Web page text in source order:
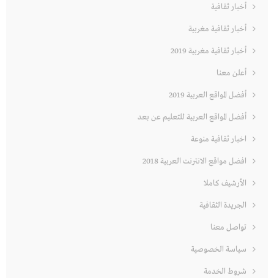
أخبار ثقافية
أخبار ثقافية مغربية
أخبار ثقافية مغربية 2019
أعلن معنا
أفضل المواقع العربية 2019
أفضل المواقع العربية للتعليم عن بعد
اخبار ثقافية منوعة
افضل مواقع الانترنت العربية 2018
الأرشيف كاملا
الجريدة الثقافية
تواصل معنا
سياسة الخصوصية
شروط الخدمة